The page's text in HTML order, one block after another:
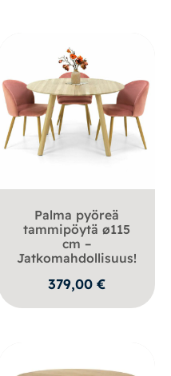
Palma pyöreä
tammipöytä ø115
cm –
Jatkomahdollisuus!
379,00€